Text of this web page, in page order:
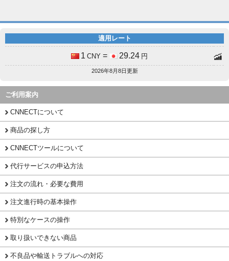
適用レート
1 CNY = 29.24 円
2026年8月8日更新
ご利用案内
CNNECTについて
商品の探し方
CNNECTツールについて
代行サービスの申込方法
注文の流れ・必要な費用
注文進行時の基本操作
特別なケースの操作
取り扱いできない商品
不良品や輸送トラブルへの対応